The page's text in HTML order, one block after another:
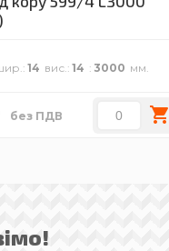
14 вис. 14 3000
без ПДВ